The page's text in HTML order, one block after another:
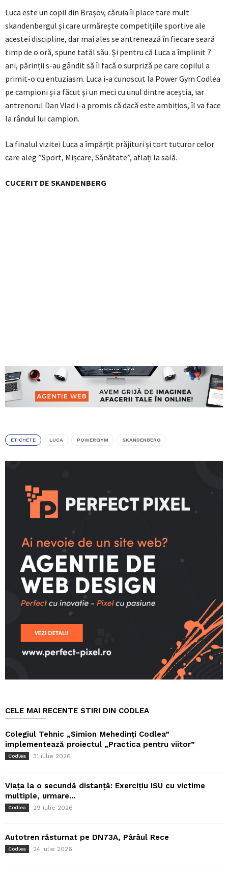
Luca este un copil din Brașov, căruia îi place tare mult
skandenbergul și care urmărește competițiile sportive ale
acestei discipline, dar mai ales se antrenează în fiecare seară
timp de o oră, spune tatăl său. Și pentru că Luca a împlinit 7
ani, părinții s-au gândit să îi facă o surpriză pe care copilul a
primit-o cu entuziasm. Luca i-a cunoscut la Power Gym Codlea
pe campioni și a făcut și un meci cu unul dintre aceștia, iar
antrenorul Dan Vlad i-a promis că dacă este ambițios, îl va face
la rândul lui campion.
La finalul vizitei Luca a împărțit prăjituri și tort tuturor celor
care aleg ”Sport, Mișcare, Sănătate”, aflați la sală.
CUCERIT DE SKANDENBERG
ETICHETE LUCA POWERGYM SKANDENBERG
CELE MAI RECENTE STIRI DIN CODLEA
Colegiul Tehnic „Simion Mehedinți Codlea”
implementează proiectul „Practica pentru viitor”
Codlea 31 iulie 2026
Viața la o secundă distanță: Exercițiu ISU cu victime
multiple, urmare...
Codlea 29 iulie 2026
Autotren răsturnat pe DN73A, Pârâul Rece
Codlea 24 iulie 2026